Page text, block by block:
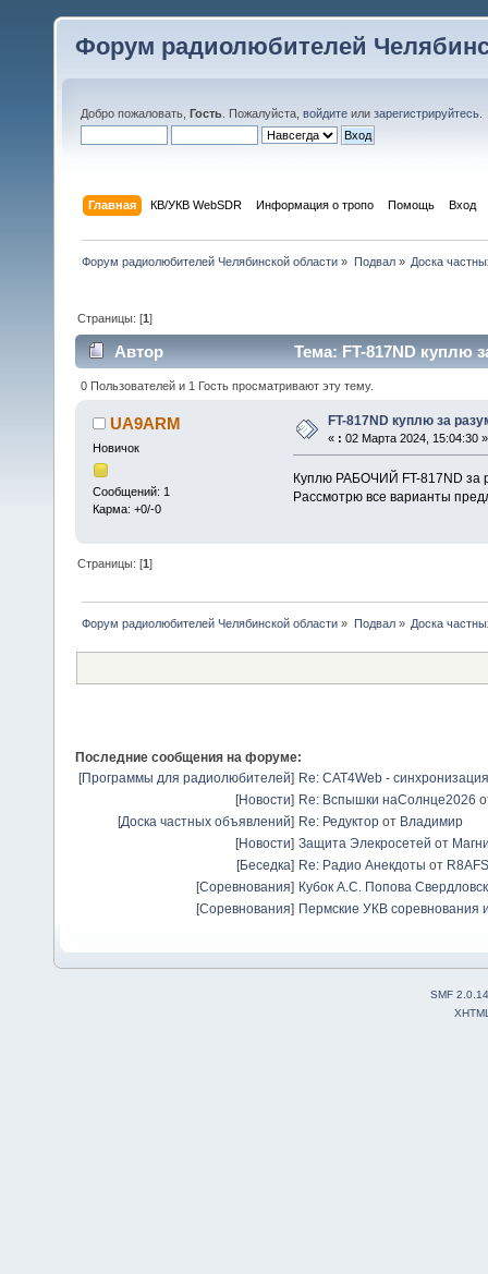
Форум радиолюбителей
Добро пожаловать, Гость . Пожалуйста, войдите или зарегистрируйтесь
Главная КВ/УКВ WebSDR Информация о тропо Помощь Вход
Форум радиолюбителей Челябинской области » Подвал» Доска
Страницы: [1]
Автор Тема: FT-817ND куплю
0 Пользователей и 1 Гость просматривают эту тему.
UA9ARM
Новичок
Сообщений: 1
Карма: +0/-0
FT-817ND куплю за
« : 02 Марта 2024, 15:04:30 »
Куплю РАБОЧИЙ FT-817ND за
Рассмотрю все варианты
Страницы: [1]
Форум радиолюбителей Челябинской области » Подвал» Доска
Последние сообщения на форуме:
[Программы для радиолюбителей] Re: CAT4Web -
[Новости] Re: Вспышки наСолнце2026
[Доска частных объявлений] Re: Редуктор от Владимир
[Новости] Защита Элекросетей от
[Беседка] Re: Радио Анекдоты от R8AFS
[Соревнования] Кубок А.С. Попова
[Соревнования] Пермские УКВ соревнования
SMF 2.0.14